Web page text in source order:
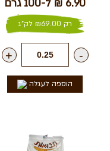
6.90 ₪ ל-100 גרם
רק ₪69.00 לק"ג
-
+
הוספה לעגלה